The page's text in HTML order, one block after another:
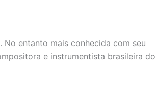
No entanto mais conhecida com seu
e instrumentista brasileira do